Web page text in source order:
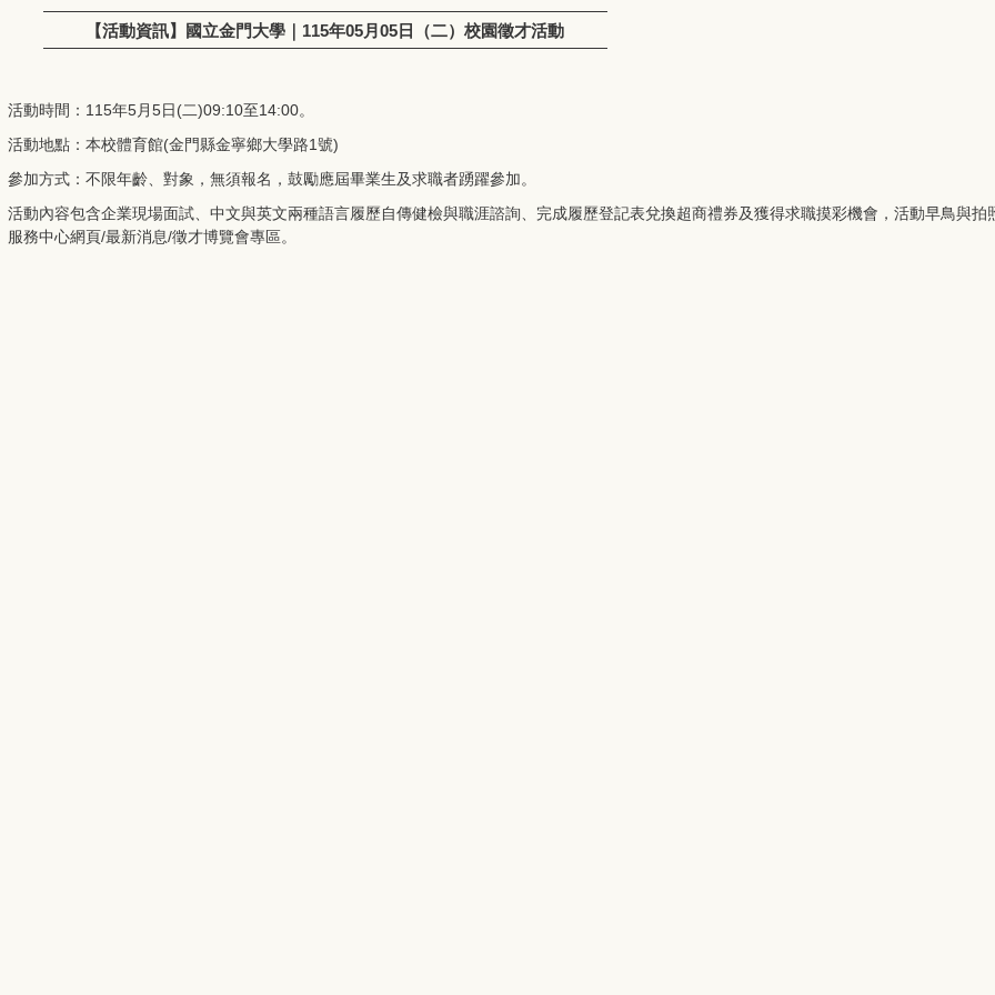
【活動資訊】國立金門大學｜115年05月05日（二）校園徵才活動
活動時間：115年5月5日(二)09:10至14:00。
活動地點：本校體育館(金門縣金寧鄉大學路1號)
參加方式：不限年齡、對象，無須報名，鼓勵應屆畢業生及求職者踴躍參加。
活動內容包含企業現場面試、中文與英文兩種語言履歷自傳健檢與職涯諮詢、完成履歷登記表兌換超商禮券及獲得求職摸彩機會，活動早鳥與
服務中心網頁/最新消息/徵才博覽會專區。